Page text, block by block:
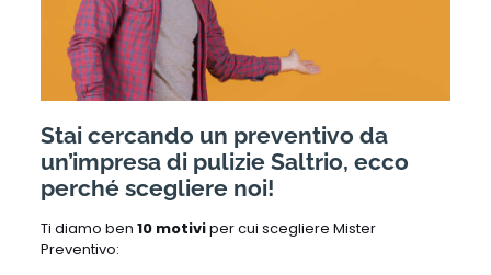
Stai cercando un preventivo da
un’impresa di pulizie Saltrio, ecco
perché scegliere noi!
Ti diamo ben 10 motiviper cui scegliere Mister
Preventivo: